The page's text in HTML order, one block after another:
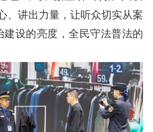
、讲出力量，让听众切实从案
建设的亮度，全民守法普法的